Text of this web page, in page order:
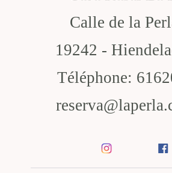
Calle de la
19242 -
Téléphone: